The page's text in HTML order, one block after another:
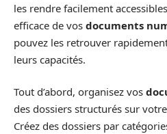
les rendre facilement
efficace de vos documents
pouvez les retrouver
leurs capacités.
Tout d’abord, organisez vos
des dossiers structurés sur votre
Créez des dossiers par